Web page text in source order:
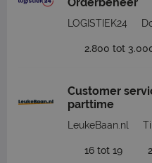
LOGISTIEK24
2.800 tot
Customer
parttime
LeukeBaan.nl
16 tot 19